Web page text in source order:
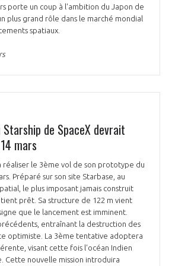
porte un coup à l'ambition du Japon de
plus grand rôle dans le marché mondial
spatiaux.
de SpaceX devrait
mars
réaliser le 3ème vol de son prototype du
Préparé sur son site Starbase, au
le plus imposant jamais construit
prêt. Sa structure de 122 m vient
que le lancement est imminent.
entraînant la destruction des
optimiste. La 3ème tentative adoptera
visant cette fois l'océan Indien
Cette nouvelle mission introduira